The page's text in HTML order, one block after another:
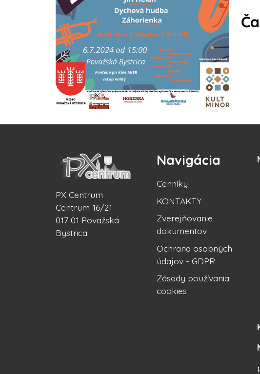
PX Centrum
Centrum 16/21
017 01 Považská
Bystrica
Navigácia
Cenníky
KONTAKTY
Zverejňovanie
dokumentov
Ochrana osobných
údajov - GDPR
Zásady používania
cookies